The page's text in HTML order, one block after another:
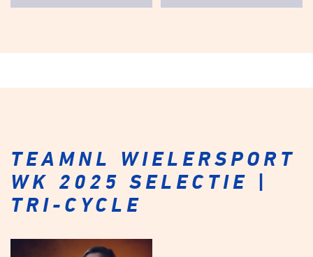
TEAMNL WIELERSPORT
WK 2025 SELECTIE |
TRI-CYCLE